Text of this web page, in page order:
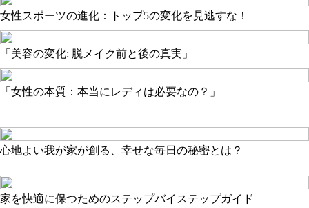
女性スポーツの進化：トップ5の変化を見逃すな！
「美容の変化: 脱メイク前と後の真実」
「女性の本質：本当にレディは必要なの？」
心地よい我が家が創る、幸せな毎日の秘密とは？
家を快適に保つためのステップバイステップガイド